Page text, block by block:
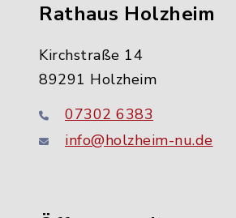
Rathaus Holzheim
Kirchstraße 14
89291 Holzheim
07302 6383
info@holzheim-nu.de